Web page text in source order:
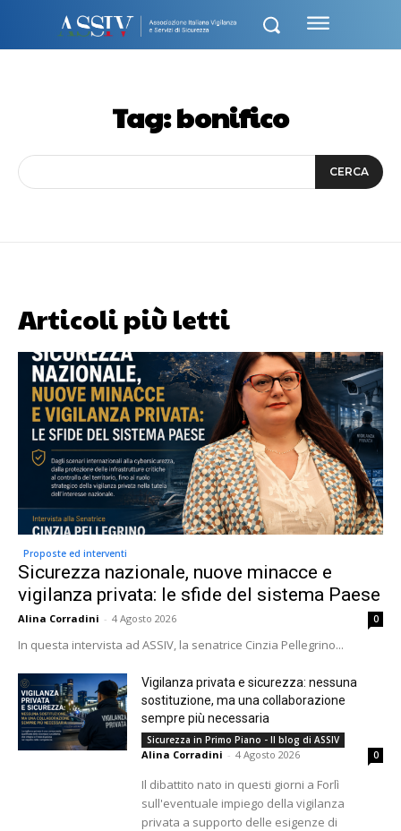
Tag:bonifico
CERCA
Articoli più letti
Proposte ed interventi
Sicurezza nazionale, nuove minacce e
vigilanza privata: le sfide del sistema Paese
Alina Corradini - 4 Agosto 2026 0
In questa intervista ad ASSIV, la senatrice Cinzia Pellegrino...
Vigilanza privata e sicurezza: nessuna
sostituzione, ma una collaborazione
sempre più necessaria
Sicurezza in Primo Piano - Il blog di ASSIV
Alina Corradini - 4 Agosto 2026 0
Il dibattito nato in questi giorni a Forlì
sull'eventuale impiego della vigilanza
privata a supporto delle esigenze di